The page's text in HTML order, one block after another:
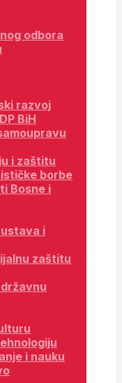
odbora
razvoj
BiH
i zaštitu
borbe
Bosne i
i
zaštitu
i nauku